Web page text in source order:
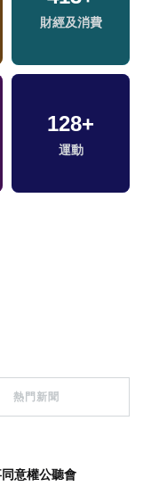
財經及消費
128+
運動
兩岸藝苑天地
25+
2024立委選戰
熱門新聞
意權公聽會